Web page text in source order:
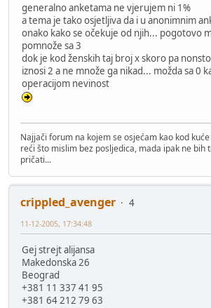
generalno anketama ne vjerujem ni 1%
a tema je tako osjetljiva da i u anonimnim
onako kako se očekuje od njih... pogotovo
pomnože sa 3
dok je kod ženskih taj broj x skoro pa
iznosi 2 a ne množe ga nikad... možda sa 0
operacijom nevinost
Najjači forum na kojem se osjećam kao kod
reći što mislim bez posljedica, mada ipak ne bih
pričati...
crippled_avenger
4
11-12-2005, 17:34:48
Gej strejt alijansa
Makedonska 26
Beograd
+381 11 337 41 95
+381 64 212 79 63